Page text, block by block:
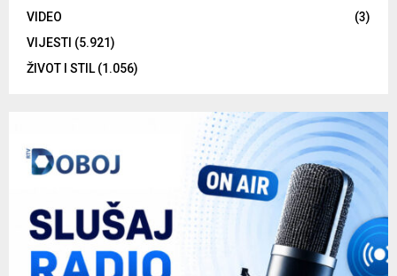
VIDEO
(3)
VIJESTI (5.921)
ŽIVOT I STIL (1.056)